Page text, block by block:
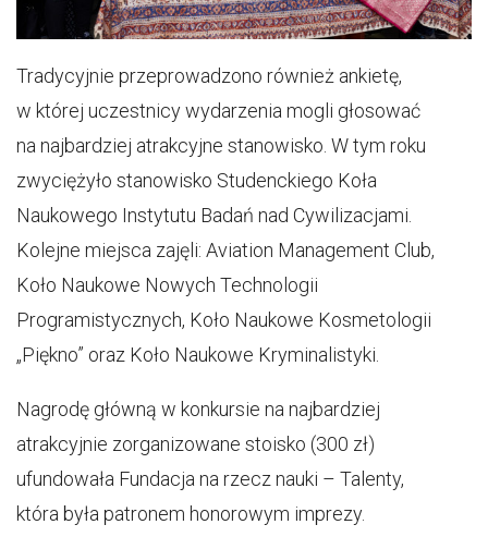
Tradycyjnie przeprowadzono również ankietę,
w której uczestnicy wydarzenia mogli głosować
na najbardziej atrakcyjne stanowisko. W tym roku
zwyciężyło stanowisko Studenckiego Koła
Naukowego Instytutu Badań nad Cywilizacjami.
Kolejne miejsca zajęli: Aviation Management Club,
Koło Naukowe Nowych Technologii
Programistycznych, Koło Naukowe Kosmetologii
„Piękno” oraz Koło Naukowe Kryminalistyki.
Nagrodę główną w konkursie na najbardziej
atrakcyjnie zorganizowane stoisko (300 zł)
ufundowała Fundacja na rzecz nauki – Talenty,
która była patronem honorowym imprezy.